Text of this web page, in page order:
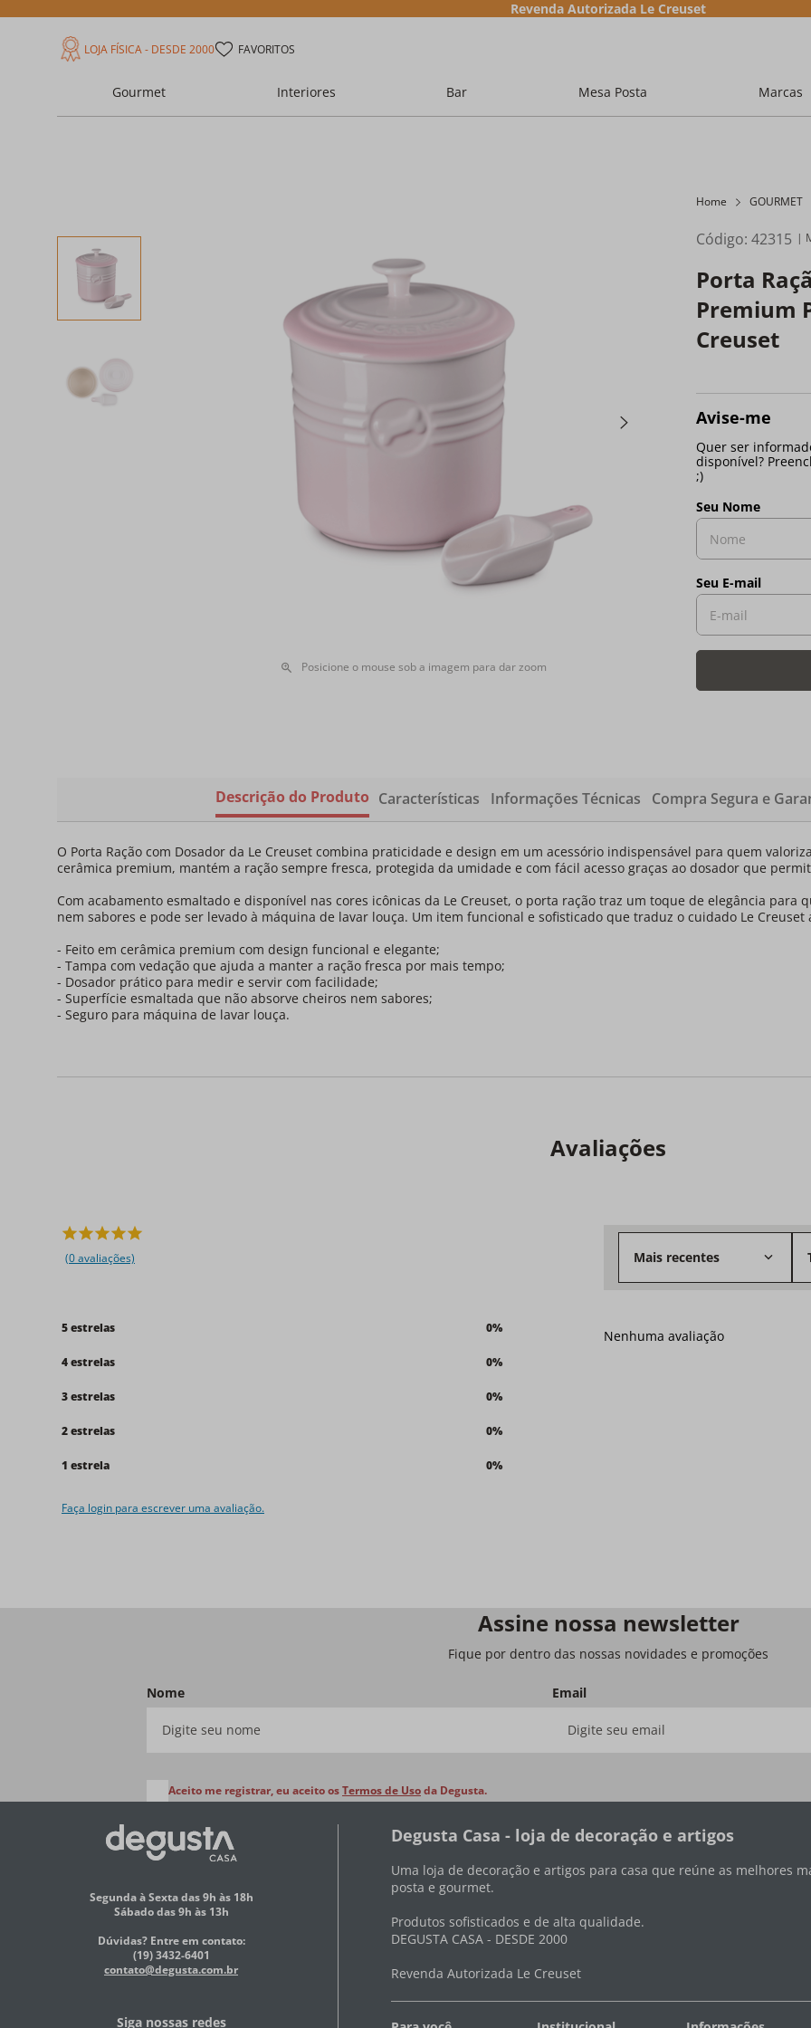
Revenda Autorizada Le Creuset
LOJA FÍSICA - DESDE 2000 FAVORITOS
Gourmet Interiores Bar Mesa Posta Marcas
Posicione o mouse sob a imagem para dar zoom
Home GOURMET
Código:42315
Porta
Premium
Creuset
Descrição do Produto Características Informações Técnicas Compra Segura e
O Porta Ração com Dosador da Le Creuset combina praticidade e design em um acessório indispensável para quem
cerâmica premium, mantém a ração sempre fresca, protegida da umidade e com fácil acesso graças ao dosador que
Com acabamento esmaltado e disponível nas cores icônicas da Le Creuset, o porta ração traz um toque de elegância
nem sabores e pode ser levado à máquina de lavar louça. Um item funcional e sofisticado que traduz o cuidado Le
- Feito em cerâmica premium com design funcional e elegante;
- Tampa com vedação que ajuda a manter a ração fresca por mais tempo;
- Dosador prático para medir e servir com facilidade;
- Superfície esmaltada que não absorve cheiros nem sabores;
- Seguro para máquina de lavar louça.
Avaliações
(0 avaliações)
5 estrelas 0%
4 estrelas 0%
3 estrelas 0%
2 estrelas 0%
1 estrela 0%
Faça login para escrever uma avaliação.
Mais recentes
Nenhuma avaliação
Assine nossa newsletter
Fique por dentro das nossas novidades e promoções
Nome Email
Aceito me registrar, eu aceito osTermos de Usoda Degusta.
Segunda à Sexta das 9h às 18h
Sábado das 9h às 13h
Dúvidas? Entre em contato:
(19) 3432-6401
contato@degusta.com.br
Siga nossas redes
Degusta Casa - loja de decoração e artigos
Uma loja de decoração e artigos para casa que reúne as melhores
posta e gourmet.
Produtos sofisticados e de alta qualidade.
DEGUSTA CASA - DESDE 2000
Revenda Autorizada Le Creuset